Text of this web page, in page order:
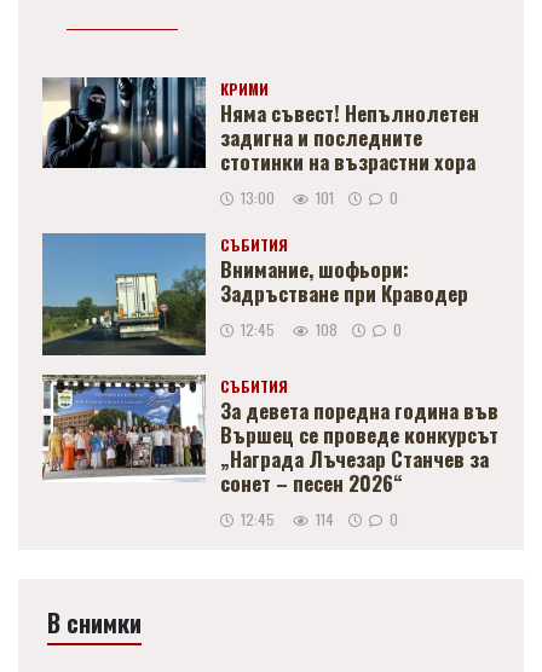
КРИМИ
Няма съвест! Непълнолетен
задигна и последните
стотинки на възрастни хора
13:00 101 0
СЪБИТИЯ
Внимание, шофьори:
Задръстване при Краводер
12:45 108 0
СЪБИТИЯ
За девета поредна година във
Вършец се проведе конкурсът
„Награда Лъчезар Станчев за
сонет – песен 2026“
12:45 114 0
В снимки